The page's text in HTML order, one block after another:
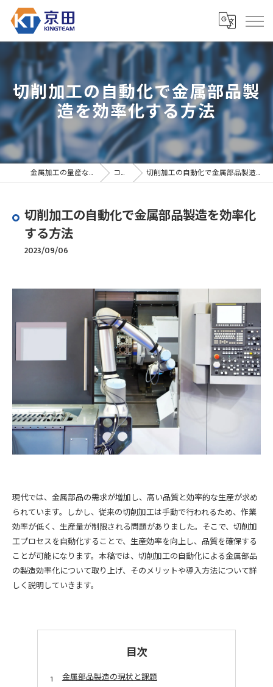
切削加工の自動化で金属部品製
造を効率化する方法
金属加工の量産なら京田精密 コラム 切削加工の自動化で金属部品製造を効率化する方法
切削加工の自動化で金属部品製造を効率化
する方法
2023/09/06
現代では、金属部品の需求が増加し、高い品質と効率的な生産が求め
られています。しかし、従来の切削加工は手動で行われるため、作業
効率が低く、生産量が制限される問題がありました。そこで、切削加
工プロセスを自動化することで、生産効率を向上し、品質を確保する
ことが可能になります。本稿では、切削加工の自動化による金属部品
の製造効率化について取り上げ、そのメリットや導入方法について詳
しく説明していきます。
目次
金属部品製造の現状と課題